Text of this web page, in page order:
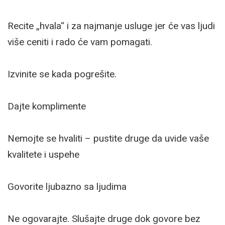
Recite „hvala“ i za najmanje usluge jer će vas ljudi
više ceniti i rado će vam pomagati.
Izvinite se kada pogrešite.
Dajte komplimente
Nemojte se hvaliti – pustite druge da uvide vaše
kvalitete i uspehe
Govorite ljubazno sa ljudima
Ne ogovarajte. Slušajte druge dok govore bez